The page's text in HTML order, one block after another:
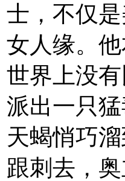
士，不仅
女人缘。
世界上没
派出一只
天蝎悄巧
跟刺去，